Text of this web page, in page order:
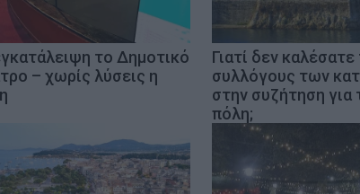
το Δημοτικό
– χωρίς λύσεις η
Γιατί δεν καλέσατε
συλλόγους των
στην συζήτηση για
πόλη;